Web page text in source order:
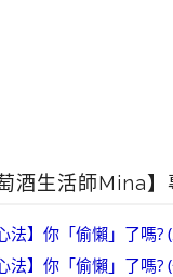
萄酒生活師Mina】
法】你「偷懶」了嗎?
法】你「偷懶」了嗎?